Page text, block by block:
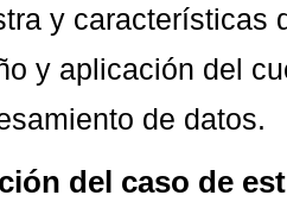
y características
y aplicación del
de datos.
del caso de